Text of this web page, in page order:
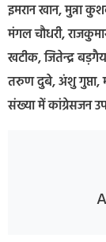
इमरान खान, मुन्ना
मंगल चौधरी,
खटीक, जितेन्द्र
तरुण दुबे, अंशु गुप्ता,
संख्या में कांग्रेसजन